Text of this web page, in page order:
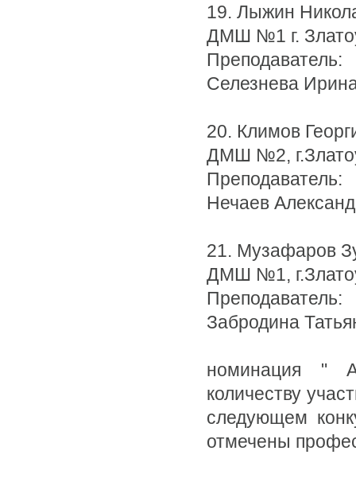
19. Лыжин
ДМШ №1 г.
Преподаватель:
Селезнева
20. Климов
ДМШ №2,
Преподаватель:
Нечаев
21. Музафаров
ДМШ №1,
Преподаватель:
Забродина
номинация "
количеству
следующем
отмечены